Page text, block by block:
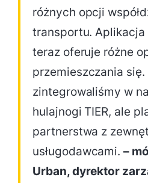
różnych opcji
transportu. Aplikacja
teraz oferuje różne
przemieszczania się.
zintegrowaliśmy w
hulajnogi TIER, ale
partnerstwa z
usługodawcami.–
Urban, dyrektor